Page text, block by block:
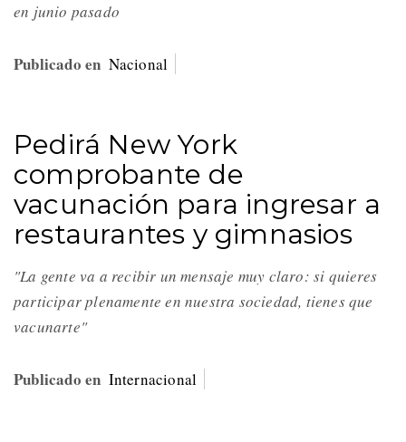
en junio pasado
Publicado en Nacional
Pedirá New York
comprobante de
vacunación para ingresar a
restaurantes y gimnasios
"La gente va a recibir un mensaje muy claro: si quieres
participar plenamente en nuestra sociedad, tienes que
vacunarte"
Publicado en Internacional